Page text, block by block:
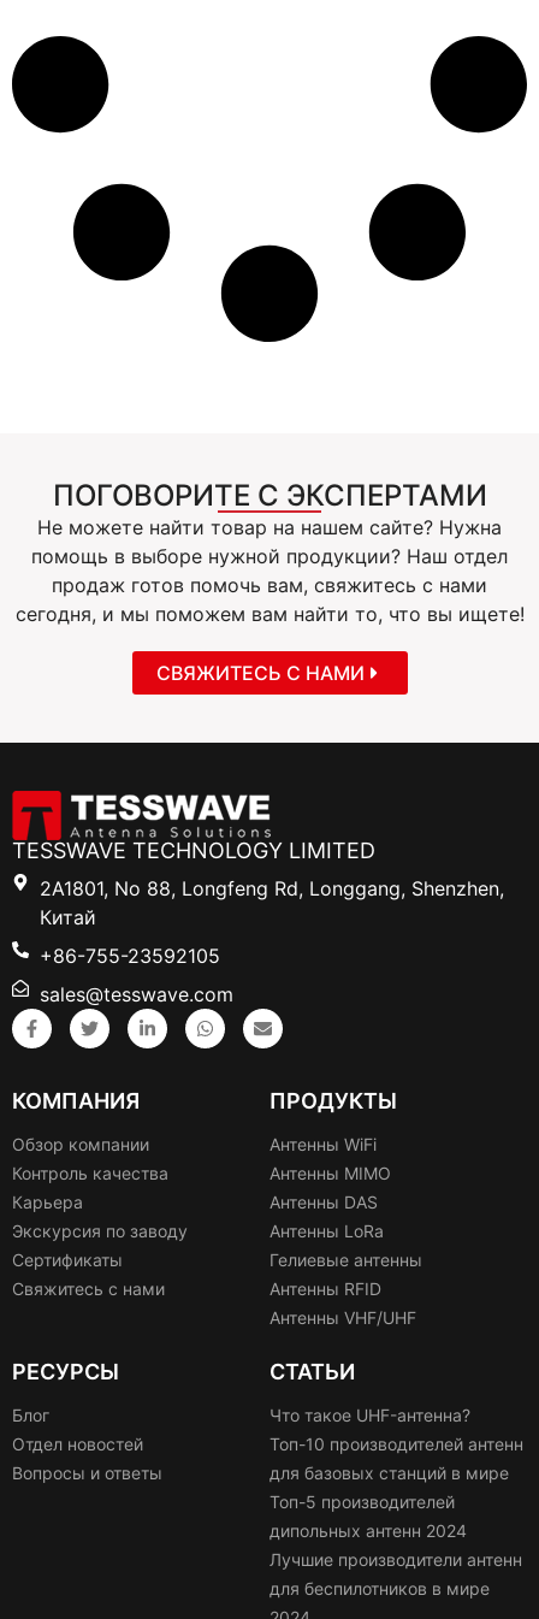
ПОГОВОРИТЕ С ЭКСПЕРТАМИ
Не можете найти товар на нашем сайте? Нужна
помощь в выборе нужной продукции? Наш отдел
продаж готов помочь вам, свяжитесь с нами
сегодня, и мы поможем вам найти то, что вы ищете!
СВЯЖИТЕСЬ С НАМИ
TESSWAVE TECHNOLOGY LIMITED
2A1801, No 88, Longfeng Rd, Longgang, Shenzhen,
Китай
+86-755-23592105
sales@tesswave.com
КОМПАНИЯ
Обзор компании
Контроль качества
Карьера
Экскурсия по заводу
Сертификаты
Свяжитесь с нами
ПРОДУКТЫ
Антенны WiFi
Антенны MIMO
Антенны DAS
Антенны LoRa
Гелиевые антенны
Антенны RFID
Антенны VHF/UHF
РЕСУРСЫ
Блог
Отдел новостей
Вопросы и ответы
СТАТЬИ
Что такое UHF-антенна?
Топ-10 производителей антенн
для базовых станций в мире
Топ-5 производителей
дипольных антенн 2024
Лучшие производители антенн
для беспилотников в мире